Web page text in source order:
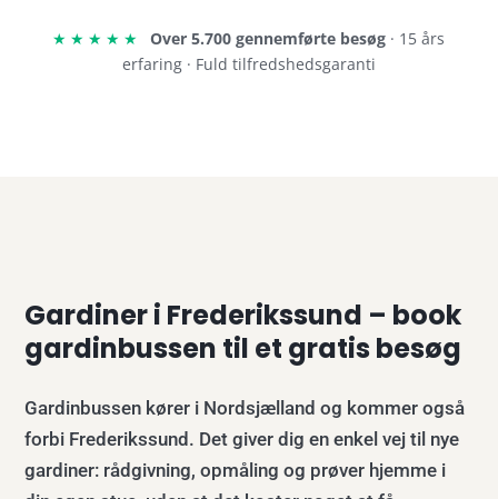
★★★★★ Over 5.700 gennemførte besøg · 15 års
erfaring · Fuld tilfredshedsgaranti
Gardiner i Frederikssund – book
gardinbussen til et gratis besøg
Gardinbussen kører i Nordsjælland og kommer også
forbi Frederikssund. Det giver dig en enkel vej til nye
gardiner: rådgivning, opmåling og prøver hjemme i